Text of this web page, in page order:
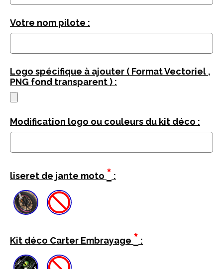
Votre nom pilote :
Logo spécifique à ajouter ( Format Vectoriel ,
PNG fond transparent ) :
Modification logo ou couleurs du kit déco :
liseret de jante moto * :
Kit déco Carter Embrayage * :